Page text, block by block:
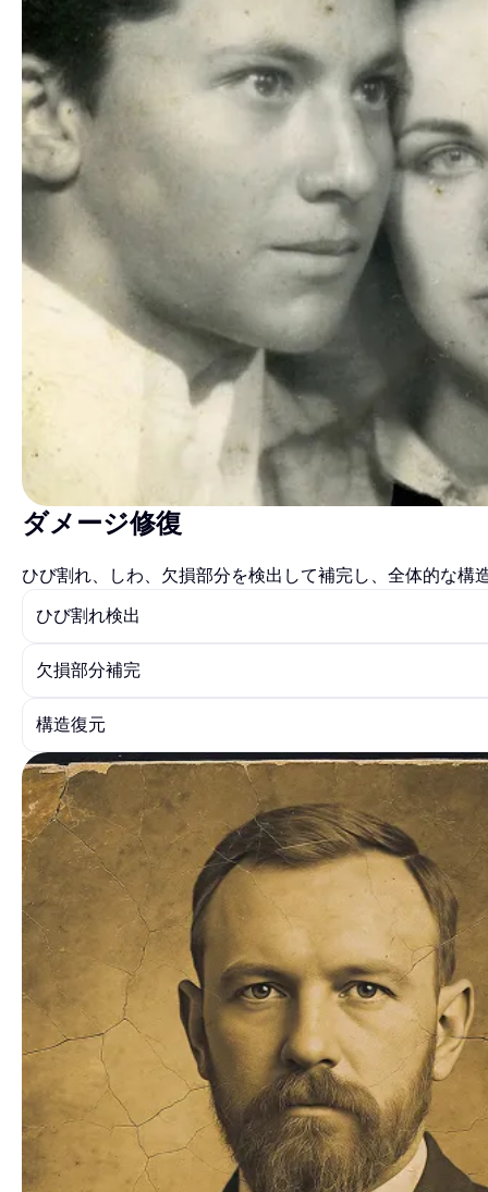
ダメージ修復
ひび割れ、しわ、欠損部分を検出して補完し、全体的な構
ひび割れ検出
欠損部分補完
構造復元